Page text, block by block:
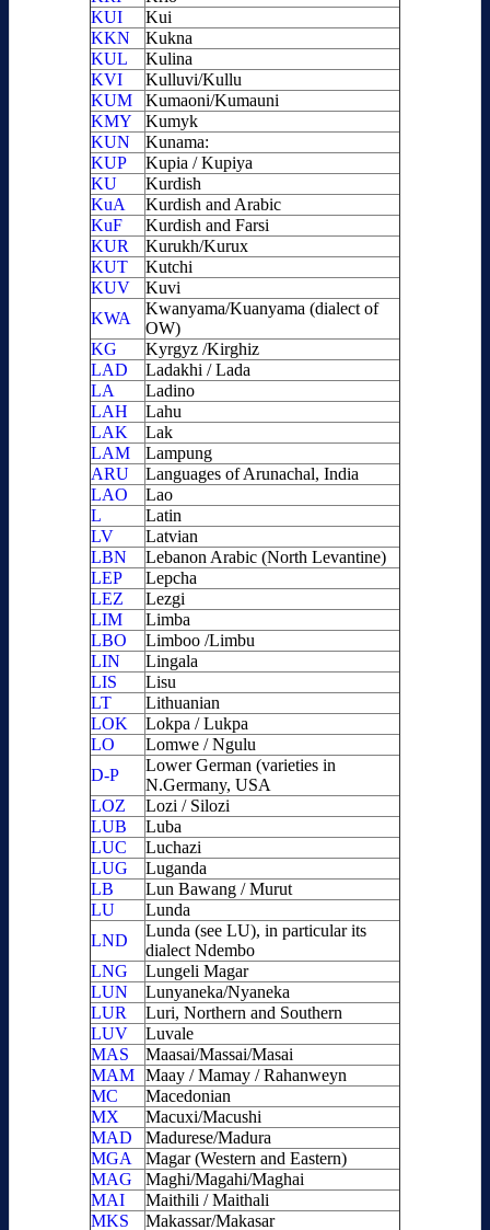
KUI
Kui
KKN
Kukna
KUL
Kulina
KVI
Kulluvi/Kullu
KUM
Kumaoni/Kumauni
KMY
Kumyk
KUN
Kunama:
KUP
Kupia / Kupiya
KU
Kurdish
KuA
Kurdish and Arabic
KuF
Kurdish and Farsi
KUR
Kurukh/Kurux
KUT
Kutchi
KUV
Kuvi
KWA
Kwanyama/Kuanyama (dialect of
OW)
KG
Kyrgyz /Kirghiz
LAD
Ladakhi / Lada
LA
Ladino
LAH
Lahu
LAK
Lak
LAM
Lampung
ARU
Languages of Arunachal, India
LAO
Lao
L
Latin
LV
Latvian
LBN
Lebanon Arabic (North Levantine)
LEP
Lepcha
LEZ
Lezgi
LIM
Limba
LBO
Limboo /Limbu
LIN
Lingala
LIS
Lisu
LT
Lithuanian
LOK
Lokpa / Lukpa
LO
Lomwe / Ngulu
D-P
Lower German (varieties in
N.Germany, USA
LOZ
Lozi / Silozi
LUB
Luba
LUC
Luchazi
LUG
Luganda
LB
Lun Bawang / Murut
LU
Lunda
LND
Lunda (see LU), in particular its
dialect Ndembo
LNG
Lungeli Magar
LUN
Lunyaneka/Nyaneka
LUR
Luri, Northern and Southern
LUV
Luvale
MAS
Maasai/Massai/Masai
MAM Maay / Mamay / Rahanweyn
MC
Macedonian
MX
Macuxi/Macushi
MAD
Madurese/Madura
MGA
Magar (Western and Eastern)
MAG
Maghi/Magahi/Maghai
MAI
Maithili / Maithali
MKS
Makassar/Makasar